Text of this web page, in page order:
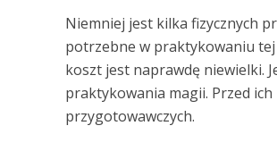
Niemniej jest kilka fizycznych
potrzebne w praktykowaniu tej
koszt jest naprawdę niewielki.
praktykowania magii. Przed
przygotowawczych.